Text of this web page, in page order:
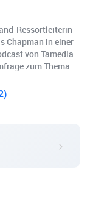
Ressortleiterin
Chapman in einer
von Tamedia.
zum Thema